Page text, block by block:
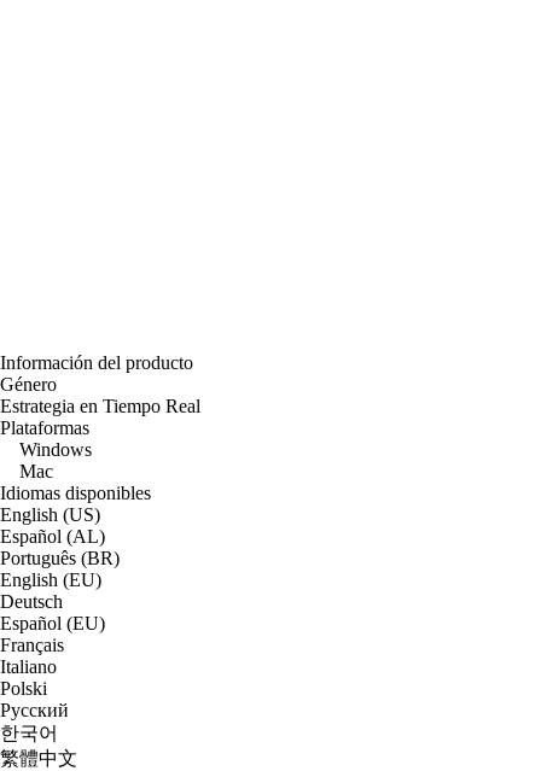
Información del producto
Género
Estrategia en Tiempo Real
Plataformas
Windows
Mac
Idiomas disponibles
English (US)
Español (AL)
Português (BR)
English (EU)
Deutsch
Español (EU)
Français
Italiano
Polski
Русский
한국어
繁體中文